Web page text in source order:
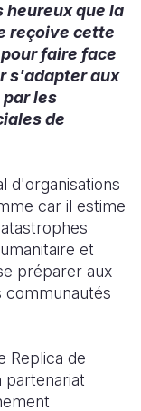
heureux que la
reçoive cette
faire face
s'adapter aux
les
de
d'organisations
car il estime
et
préparer aux
communautés
Replica de
partenariat